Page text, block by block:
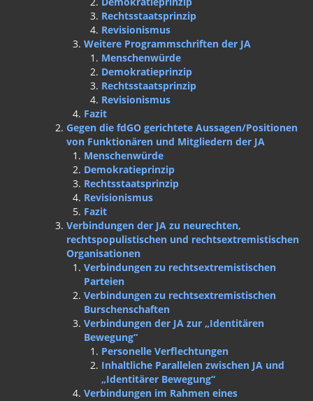
Rechtsstaatsprinzip
Revisionismus
Weitere Programmschriften der JA
Menschenwürde
Demokratieprinzip
Rechtsstaatsprinzip
Revisionismus
Fazit
Gegen die fdGO gerichtete Aussagen/Positionen
von Funktionären und Mitgliedern der JA
Menschenwürde
Demokratieprinzip
Rechtsstaatsprinzip
Revisionismus
Fazit
Verbindungen der JA zu neurechten,
rechtspopulistischen und rechtsextremistischen
Organisationen
Verbindungen zu rechtsextremistischen
Parteien
Verbindungen zu rechtsextremistischen
Burschenschaften
Verbindungen der JA zur „Identitären
Bewegung“
Personelle Verflechtungen
Inhaltliche Parallelen zwischen JA und
„Identitärer Bewegung“
Verbindungen im Rahmen eines